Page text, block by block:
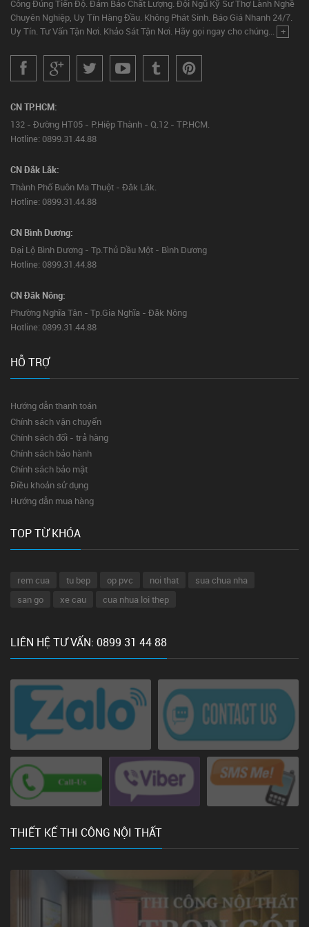
Công Đúng Tiến Độ. Đảm Bảo Chất Lượng. Đội Ngũ Kỹ Sư Thợ Lành Nghề
Chuyên Nghiệp, Uy Tín Hàng Đầu. Không Phát Sinh. Báo Giá Nhanh 24/7.
Uy Tín. Tư Vấn Tận Nơi. Khảo Sát Tận Nơi. Hãy gọi ngay cho chúng... +
CN TP.HCM:
132 - Đường HT05 - P.Hiệp Thành - Q.12 - TP.HCM.
Hotline: 0899.31.44.88
CN Đắk Lắk:
Thành Phố Buôn Ma Thuột - Đắk Lắk.
Hotline: 0899.31.44.88
CN Bình Dương:
Đại Lộ Bình Dương - Tp.Thủ Dầu Một - Bình Dương
Hotline: 0899.31.44.88
CN Đăk Nông:
Phường Nghĩa Tân - Tp.Gia Nghĩa - Đăk Nông
Hotline: 0899.31.44.88
HỖ TRỢ
Hướng dẫn thanh toán
Chính sách vận chuyển
Chính sách đổi - trả hàng
Chính sách bảo hành
Chính sách bảo mật
Điều khoản sử dụng
Hướng dẫn mua hàng
TOP TỪ KHÓA
rem cua tu bep op pvc noi that
sua chua nha
san go
xe cau cua nhua loi thep
LIÊN HỆ TƯ VẤN: 0899 31 44 88
THIẾT KẾ THI CÔNG NỘI THẤT